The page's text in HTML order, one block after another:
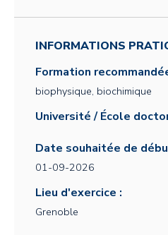
INFORMATIONS
Formation
biophysique, biochimique
Université / École
Date souhaitée de
01-09-2026
Lieu d'exercice :
Grenoble